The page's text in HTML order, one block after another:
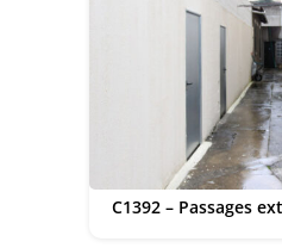
C1392 – Passages